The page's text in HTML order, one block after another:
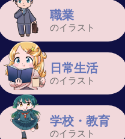
職業
のイラスト
日常生活
のイラスト
学校・教育
のイラスト